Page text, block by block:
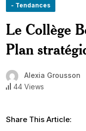
- Tendances
Le Collège
Plan
Alexia Grousson
44 Views
Share This Article: